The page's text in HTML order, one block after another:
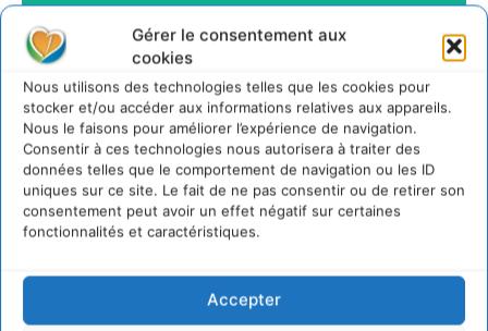
Gérer le consentement aux
cookies
Nous utilisons des technologies telles que les cookies pour
stocker et/ou accéder aux informations relatives aux appareils.
Nous le faisons pour améliorer l’expérience de navigation.
Consentir à ces technologies nous autorisera à traiter des
données telles que le comportement de navigation ou les ID
uniques sur ce site. Le fait de ne pas consentir ou de retirer son
consentement peut avoir un effet négatif sur certaines
fonctionnalités et caractéristiques.
Accepter